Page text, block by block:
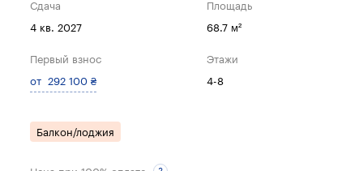
Сдача
4 кв. 2027
Площадь
68.7 м²
Первый взнос
от 292 100 ₴
Этажи
4-8
Балкон/лоджия